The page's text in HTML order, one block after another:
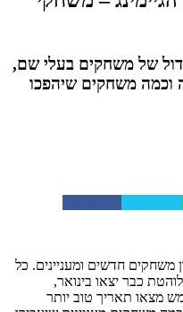
של משחקים בעלי שם,
וכמה משחקים שיהפכו
משחקים חדשים ומעניינים. כל
כבר יצאו בינואר,
מצאו תאריך טוב יותר